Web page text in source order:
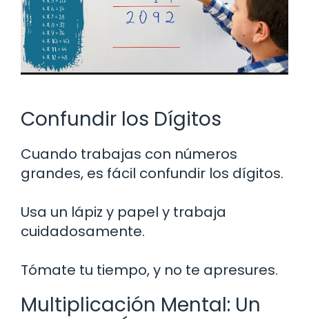
Confundir los Dígitos
Cuando trabajas con números
grandes, es fácil confundir los dígitos.
Usa un lápiz y papel y trabaja
cuidadosamente.
Tómate tu tiempo, y no te apresures.
Multiplicación Mental: Un